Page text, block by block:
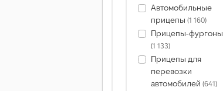
Автомобильные
прицепы (1 160)
Прицепы-фургоны
(1 133)
Прицепы для
перевозки
автомобилей (641)